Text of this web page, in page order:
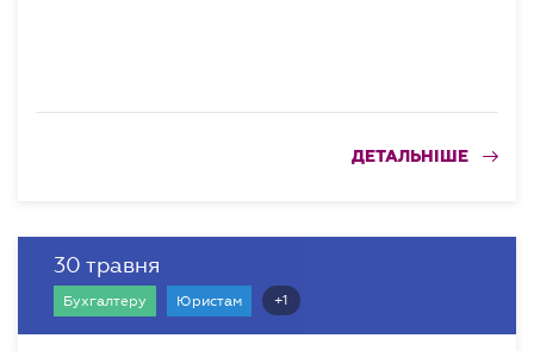
ДЕТАЛЬНІШЕ
30 травня
Бухгалтеру Юристам +1